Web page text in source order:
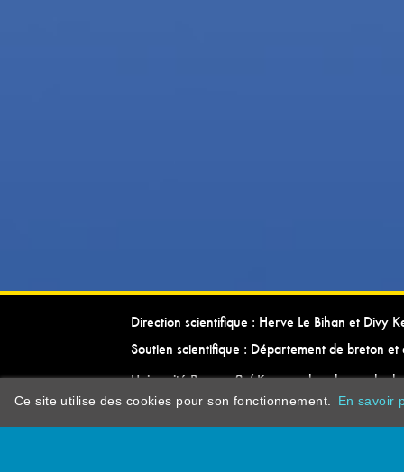
Direction scientifique : Herve Le Bihan et Divy
Soutien scientifique : Département de breton et
Université Rennes 2 / Kevrenn brezhoneg ha
Ce site utilise des cookies pour son fonctionnement. En savoir